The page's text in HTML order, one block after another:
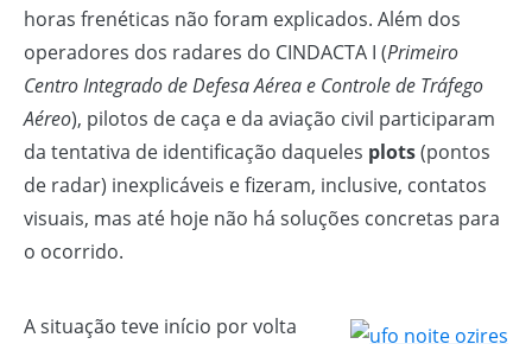
horas frenéticas não foram explicados. Além dos
operadores dos radares do CINDACTA I (Primeiro
Centro Integrado de Defesa Aérea e Controle de Tráfego
Aéreo), pilotos de caça e da aviação civil participaram
da tentativa de identificação daqueles plots(pontos
de radar) inexplicáveis e fizeram, inclusive, contatos
visuais, mas até hoje não há soluções concretas para
o ocorrido.
A situação teve início por volta